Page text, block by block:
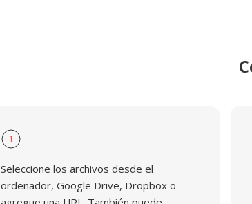
1
Seleccione los archivos desde el
ordenador, Google Drive, Dropbox o